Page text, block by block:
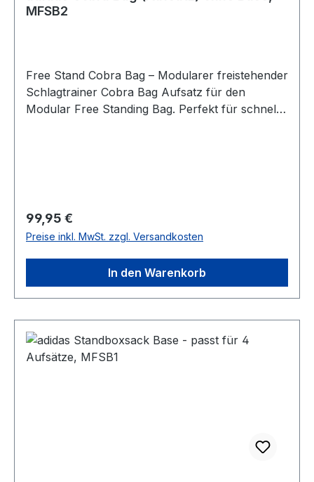
MFSB2
Free Stand Cobra Bag – Modularer freistehender
Schlagtrainer Cobra Bag Aufsatz für den
Modular Free Standing Bag. Perfekt für schnelle
Reaktionsübungen, Schnelligkeitsschulung und
präzise Treffertechniken. Hier nur die
Komponente - zum Training wird die Base
benötigt Produktdetails Cobra Bag Maße: 18 × 15
Schaum mittlerer Dichte
Regulärer Preis:
99,95 €
Preise inkl. MwSt. zzgl. Versandkosten
In den Warenkorb